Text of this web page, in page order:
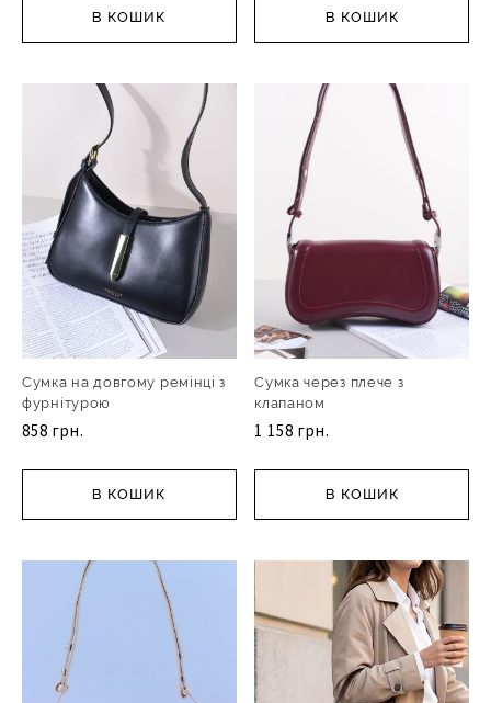
В КОШИК В КОШИК
Сумка на довгому ремінці з
фурнітурою
858 грн.
В КОШИК
Сумка через плече з
клапаном
1 158 грн.
В КОШИК